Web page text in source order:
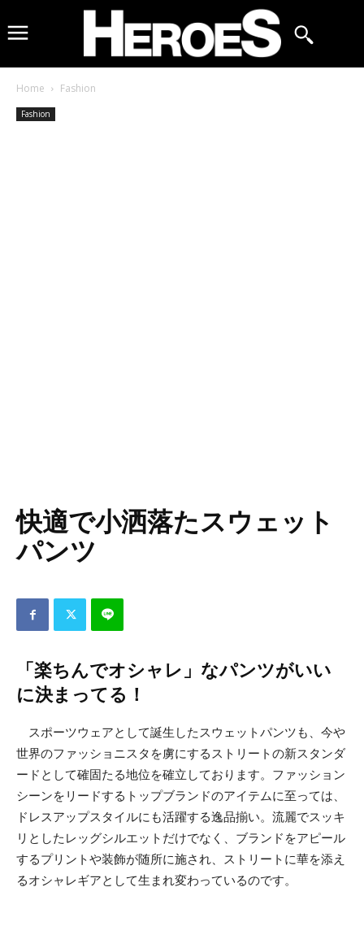
Home Fashion
Fashion
快適で小洒落たスウェット
パンツ
「楽ちんでオシャレ」なパンツがいい
に決まってる！
スポーツウェアとして誕生したスウェットパンツも、今や
世界のファッショニスタを虜にするストリートの新スタンダ
ードとして確固たる地位を確立しております。ファッション
シーンをリードするトップブランドのアイテムに至っては、
ドレスアップスタイルにも活躍する逸品揃い。流麗でスッキ
リとしたレッグシルエットだけでなく、ブランドをアピール
するプリントや装飾が随所に施され、ストリートに華を添え
るオシャレギアとして生まれ変わっているのです。